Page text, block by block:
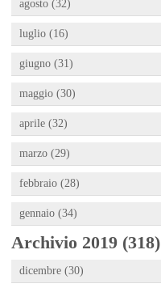
agosto (32)
luglio (16)
giugno (31)
maggio (30)
aprile (32)
marzo (29)
febbraio (28)
gennaio (34)
Archivio 2019 (318)
dicembre (30)